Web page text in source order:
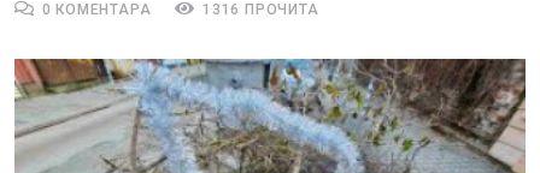
0 КОМЕНТАРА
1316 ПРОЧИТА